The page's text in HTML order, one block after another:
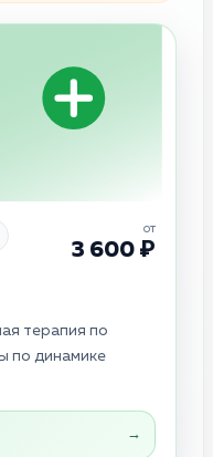
от
3 600 ₽
терапия по
по динамике
→